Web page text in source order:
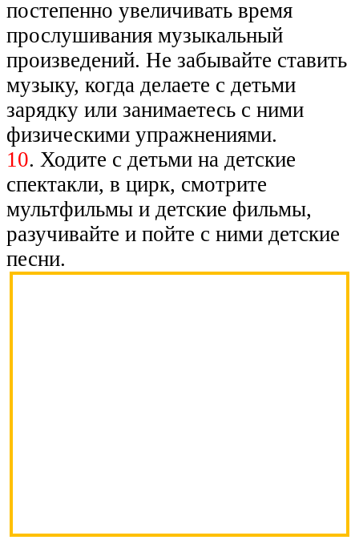
постепенно увеличивать время
прослушивания музыкальный
произведений. Не забывайте ставить
музыку, когда делаете с детьми
зарядку или занимаетесь с ними
физическими упражнениями.
10. Ходите с детьми на детские
спектакли, в цирк, смотрите
мультфильмы и детские фильмы,
разучивайте и пойте с ними детские
песни.